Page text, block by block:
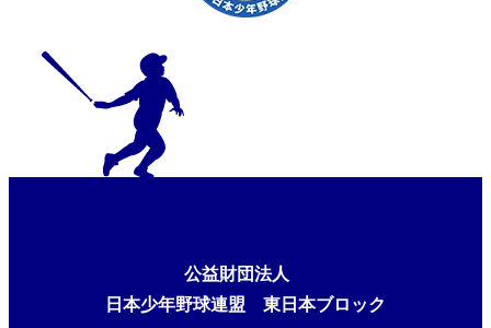
公益財団法人
日本少年野球連盟 東日本ブロック